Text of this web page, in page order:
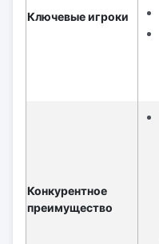
Ключевые игроки
Конкурентное
преимущество